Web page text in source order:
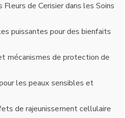
Fleurs de Cerisier dans les Soins
puissantes pour des bienfaits
mécanismes de protection de
les peaux sensibles et
de rajeunissement cellulaire